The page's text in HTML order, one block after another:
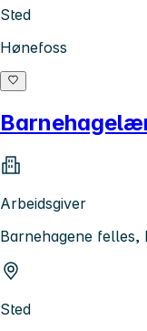
Sted
Hønefoss
Arbeidsgiver
Barnehagene
Sted